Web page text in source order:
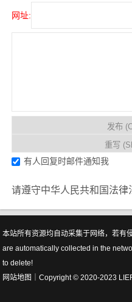
网址:
有人回复时邮件通知我
请遵守中华人民共和国法律
本站所有资源均自动采集于网络，若有
are automatically collected in the
to delete!
网站地图
｜Copyright © 2020-2023